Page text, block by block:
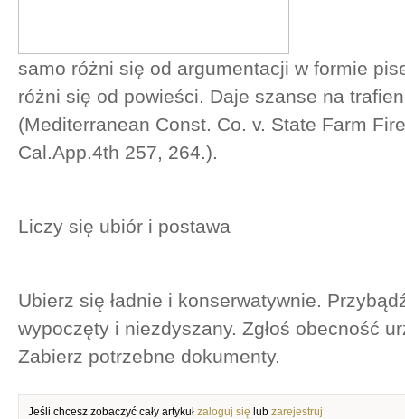
samo różni się od argumentacji w formie
różni się od powieści. Daje szanse na
(Mediterranean Const. Co. v. State Farm
Cal.App.4th 257, 264.).
Liczy się ubiór i postawa
Ubierz się ładnie i konserwatywnie.
wypoczęty i niezdyszany. Zgłoś obecność
Zabierz potrzebne dokumenty.
Jeśli chcesz zobaczyć cały artykuł zaloguj się lub zarejestruj